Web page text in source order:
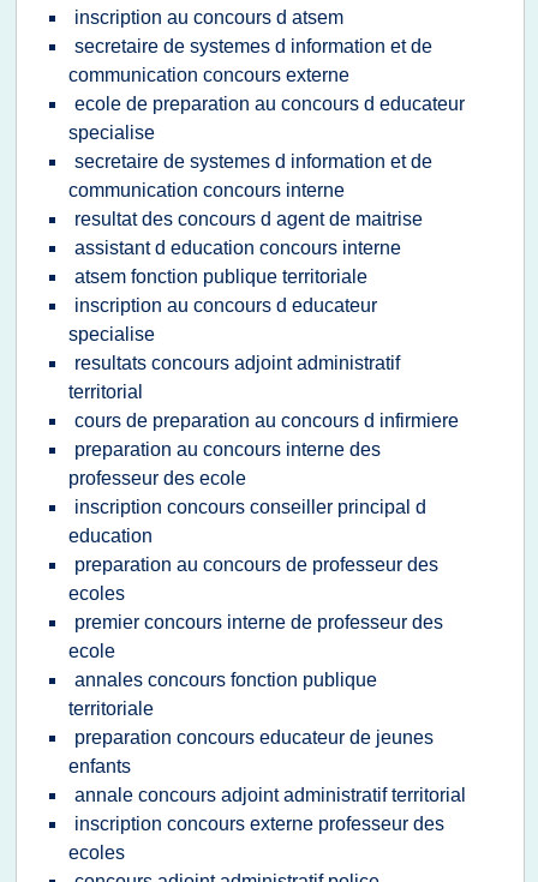
inscription au concours d atsem
secretaire de systemes d information et de
communication concours externe
ecole de preparation au concours d educateur
specialise
secretaire de systemes d information et de
communication concours interne
resultat des concours d agent de maitrise
assistant d education concours interne
atsem fonction publique territoriale
inscription au concours d educateur
specialise
resultats concours adjoint administratif
territorial
cours de preparation au concours d infirmiere
preparation au concours interne des
professeur des ecole
inscription concours conseiller principal d
education
preparation au concours de professeur des
ecoles
premier concours interne de professeur des
ecole
annales concours fonction publique
territoriale
preparation concours educateur de jeunes
enfants
annale concours adjoint administratif territorial
inscription concours externe professeur des
ecoles